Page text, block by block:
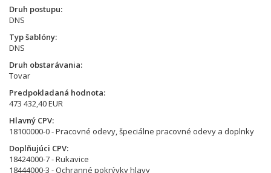
Druh postupu
DNS
Typ šablóny
DNS
Druh obstarávania
Tovar
Predpokladaná hodnota
473 432,40 EUR
Hlavný CPV
18100000-0 - Pracovné odevy, špeciálne pracovné odevy a doplnky
Doplňujúci CPV
18424000-7 - Rukavice
18444000-3 - Ochranné pokrývky hlavy